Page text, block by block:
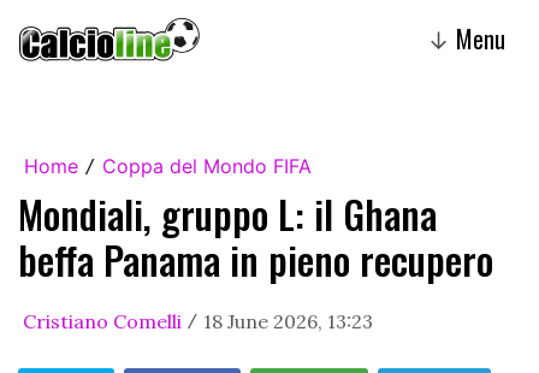
↓ Menu
Home / Coppa del Mondo FIFA
Mondiali, gruppo L: il Ghana
beffa Panama in pieno recupero
Cristiano Comelli / 18 June 2026, 13:23